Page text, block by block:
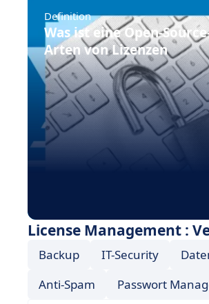
Definition
Was ist eine Open-
Arten von Lizenzen
License Management :
Backup IT-Security
Anti-Spam
Passwort